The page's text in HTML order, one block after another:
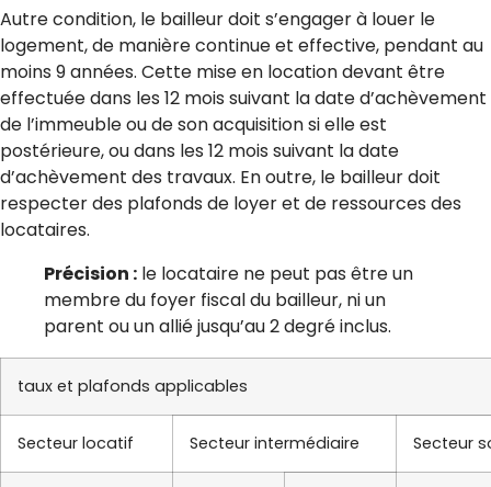
Autre condition, le bailleur doit s’engager à louer le
logement, de manière continue et effective, pendant au
moins 9 années. Cette mise en location devant être
effectuée dans les 12 mois suivant la date d’achèvement
de l’immeuble ou de son acquisition si elle est
postérieure, ou dans les 12 mois suivant la date
d’achèvement des travaux. En outre, le bailleur doit
respecter des plafonds de loyer et de ressources des
locataires.
Précision : le locataire ne peut pas être un
membre du foyer fiscal du bailleur, ni un
parent ou un allié jusqu’au 2 degré inclus.
taux et plafonds applicables
Secteur locatif Secteur intermédiaire Secteur